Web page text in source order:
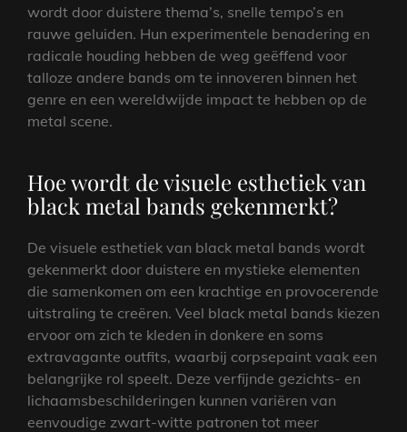
wordt door duistere thema’s, snelle tempo’s en
rauwe geluiden. Hun experimentele benadering en
radicale houding hebben de weg geëffend voor
talloze andere bands om te innoveren binnen het
genre en een wereldwijde impact te hebben op de
metal scene.
Hoe wordt de visuele esthetiek van
black metal bands gekenmerkt?
De visuele esthetiek van black metal bands wordt
gekenmerkt door duistere en mystieke elementen
die samenkomen om een krachtige en provocerende
uitstraling te creëren. Veel black metal bands kiezen
ervoor om zich te kleden in donkere en soms
extravagante outfits, waarbij corpsepaint vaak een
belangrijke rol speelt. Deze verfijnde gezichts- en
lichaamsbeschilderingen kunnen variëren van
eenvoudige zwart-witte patronen tot meer